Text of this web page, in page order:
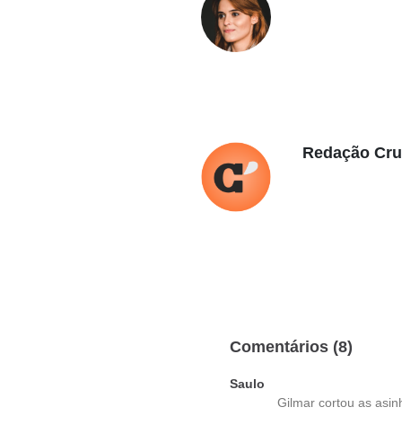
Redação
Comentários (8)
Saulo
Gilmar cortou as